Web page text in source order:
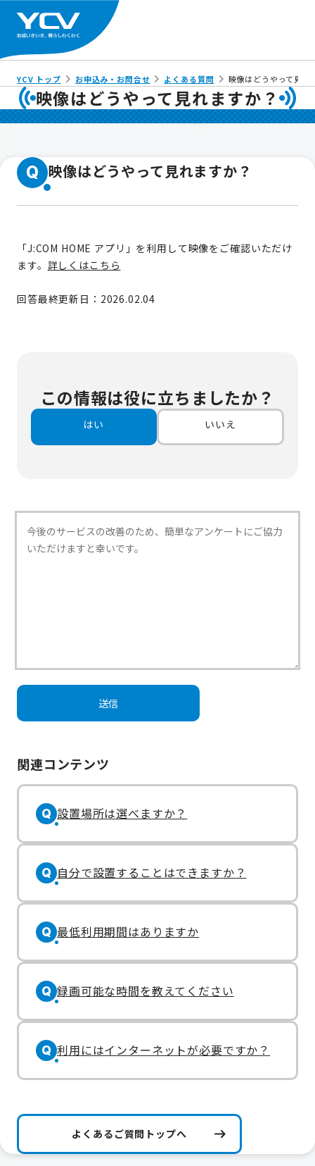
YCV トップ お申込み・お問合せ よくある質問 映像はどうやって見れ
映像はどうやって見れますか？
Q 映像はどうやって見れますか？
「J:COM HOME アプリ」を利用して映像をご確認いただけ
ます。 詳しくはこちら
回答最終更新日：2026.02.04
この情報は役に立ちましたか？
はい いいえ
関連コンテンツ
Q 設置場所は選べますか？
Q 自分で設置することはできますか？
Q 最低利用期間はありますか
Q 録画可能な時間を教えてください
Q 利用にはインターネットが必要ですか？
よくあるご質問トップへ